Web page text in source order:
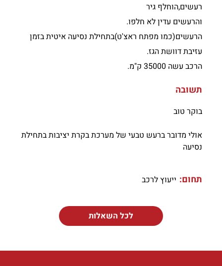
רעשים,הוחלף גיר
והרעשים עדין לא חלפו.
הרעשים(כמו מפתח ראצ'ט)בתחילת נסיעה איטית בזמן
עזיבת דוושת הגז.
הרכב עשה 35000 ק"מ.
תשובה
בוקר טוב
אולי מדובר ברעש טבעי של מערכת בקרת יציבות בתחילת
נסיעה
תחום: ייעוץ לרכב
לכל השאלות